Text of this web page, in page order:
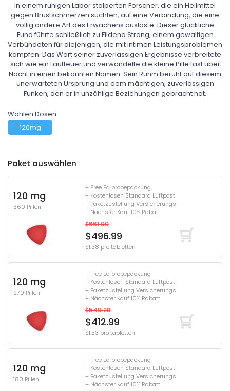
In einem ruhigen Labor stolperten Forscher, die ein Heilmittel
gegen Brustschmerzen suchten, auf eine Verbindung, die eine
völlig andere Art des Erwachens auslöste. Dieser glückliche
Fund führte schließlich zu Fildena Strong, einem gewaltigen
Verbündeten für diejenigen, die mit intimen Leistungsproblemen
kämpfen. Das Wort seiner zuverlässigen Ergebnisse verbreitete
sich wie ein Lauffeuer und verwandelte die kleine Pille fast über
Nacht in einen bekannten Namen. Sein Ruhm beruht auf diesem
unerwarteten Ursprung und dem mächtigen, zuverlässigen
Funken, den er in unzählige Beziehungen gebracht hat.
Wählen Dosen:
120mg
Paket auswählen
120 mg
360 Pillen
+ Free Ed probepackung
+ Kostenlosen Standard Luftpost
+ Paketzustellung Versicherungs
+ Nächster Kauf 10% Rabatt
$661.00
$496.99
$1.38 pro tabletten
120 mg
270 Pillen
+ Free Ed probepackung
+ Kostenlosen Standard Luftpost
+ Paketzustellung Versicherungs
+ Nächster Kauf 10% Rabatt
$549.28
$412.99
$1.53 pro tabletten
120 mg
180 Pillen
+ Free Ed probepackung
+ Kostenlosen Standard Luftpost
+ Paketzustellung Versicherungs
+ Nächster Kauf 10% Rabatt